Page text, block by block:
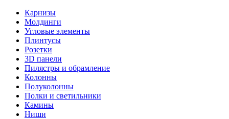
Карнизы
Молдинги
Угловые элементы
Плинтусы
Розетки
3D панели
Пилястры и обрамление
Колонны
Полуколонны
Полки и светильники
Камины
Ниши